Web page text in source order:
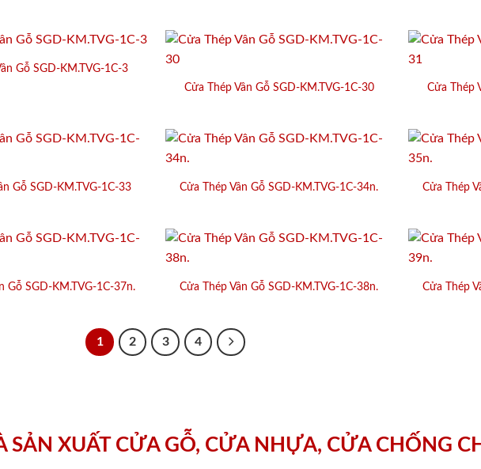
Gỗ SGD-KM.TVG-1C-3
Cửa Thép Vân Gỗ SGD-KM.TVG-1C-30
Cửa Thép
Gỗ SGD-KM.TVG-1C-33 Cửa Thép Vân Gỗ SGD-KM.TVG-1C-34n. Cửa Thép
Gỗ SGD-KM.TVG-1C-37n. Cửa Thép Vân Gỗ SGD-KM.TVG-1C-38n. Cửa Thép
1 2 3 4
SẢN XUẤT CỬA GỖ, CỬA NHỰA, CỬA CHỐNG